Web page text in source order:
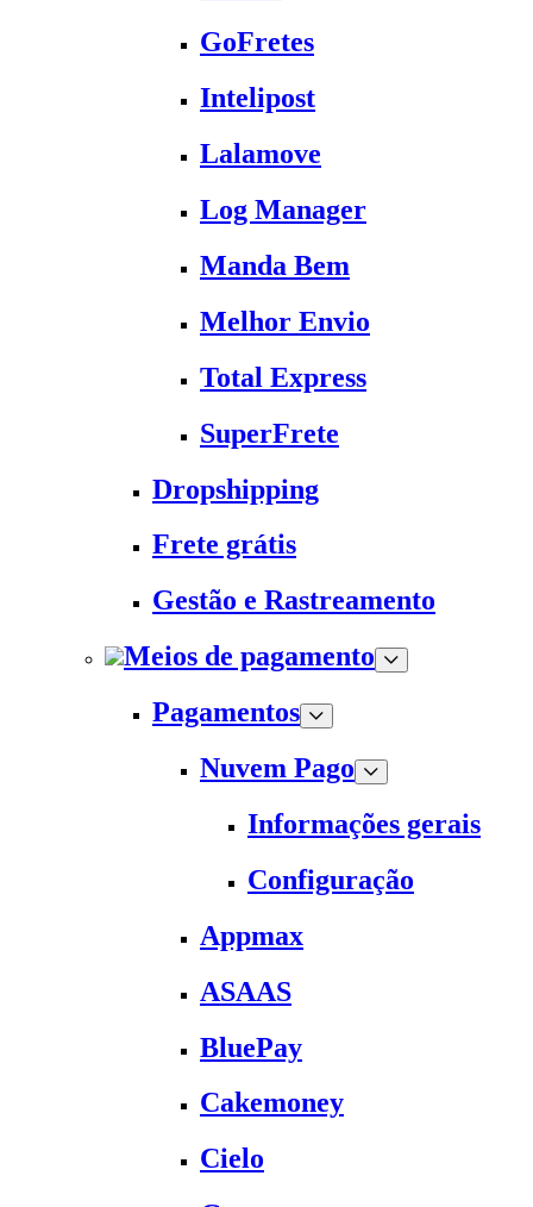
GoFretes
Intelipost
Lalamove
Log Manager
Manda Bem
Melhor Envio
Total Express
SuperFrete
Dropshipping
Frete grátis
Gestão e Rastreamento
Meios de pagamento
Pagamentos
Nuvem Pago
Informações gerais
Configuração
Appmax
ASAAS
BluePay
Cakemoney
Cielo